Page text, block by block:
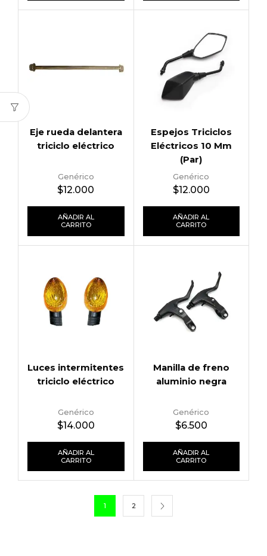
Eje rueda delantera
triciclo eléctrico
Genérico
$12.000
AÑADIR AL
CARRITO
Espejos Triciclos
Eléctricos 10 Mm
(Par)
Genérico
$12.000
AÑADIR AL
CARRITO
Luces intermitentes
triciclo eléctrico
Genérico
$14.000
AÑADIR AL
CARRITO
Manilla de freno
aluminio negra
Genérico
$6.500
AÑADIR AL
CARRITO
1 2